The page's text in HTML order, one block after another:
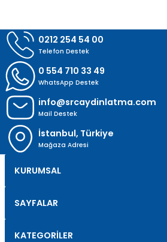
0212 254 54 00
Telefon Destek
0 554 710 33 49
WhatsApp Destek
info@srcaydinlatma.com
Mail Destek
İstanbul, Türkiye
Mağaza Adresi
KURUMSAL
SAYFALAR
KATEGORİLER